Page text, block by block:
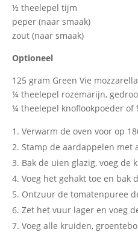
½ theelepel tijm
peper (naar smaak)
zout (naar smaak)
Optioneel
125 gram Green Vie
¼ theelepel rozemarijn,
¼ theelepel knoflookpoeder of
Verwarm de oven voor op
Stamp de aardappelen met
Bak de uien glazig, voeg de
Voeg het gehakt toe en bak
Ontzuur de tomatenpuree
Zet het vuur lager en voeg
Voeg alle kruiden,